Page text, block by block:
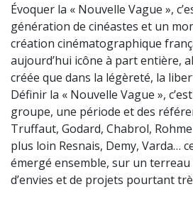
Évoquer la « Nouvelle Vague »,
génération de cinéastes et un
création cinématographique
aujourd’hui icône à part entière,
créée que dans la légèreté, la
Définir la « Nouvelle Vague »,
groupe, une période et des
Truffaut, Godard, Chabrol,
plus loin Resnais, Demy, Varda…
émergé ensemble, sur un terreau
d’envies et de projets pourtant